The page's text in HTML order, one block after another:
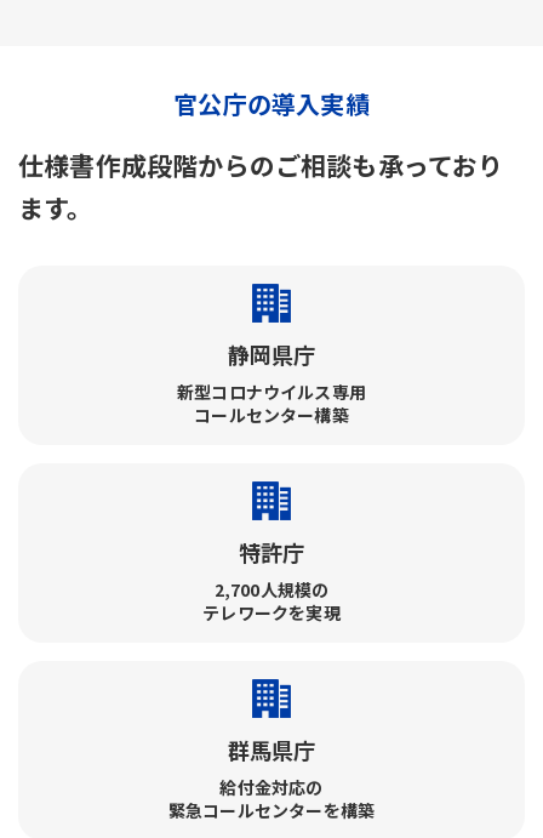
官公庁の導入実績
仕様書作成段階からのご相談も承っており
ます。
静岡県庁
新型コロナウイルス専用
コールセンター構築
特許庁
2,700人規模の
テレワークを実現
群馬県庁
給付金対応の
緊急コールセンターを構築